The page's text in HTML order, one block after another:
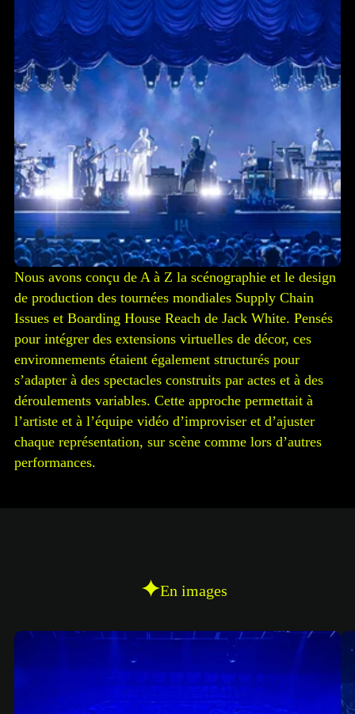
Nous avons conçu de A à Z la scénographie et le design
de production des tournées mondiales Supply Chain
Issues et Boarding House Reach de Jack White. Pensés
pour intégrer des extensions virtuelles de décor, ces
environnements étaient également structurés pour
s’adapter à des spectacles construits par actes et à des
déroulements variables. Cette approche permettait à
l’artiste et à l’équipe vidéo d’improviser et d’ajuster
chaque représentation, sur scène comme lors d’autres
performances.
En images